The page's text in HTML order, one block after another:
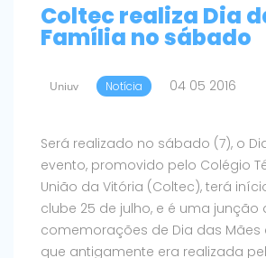
Coltec realiza Dia
Família no sábado
Uniuv Notícia 04 05 2016
Será realizado no sábado (7), o
evento, promovido pelo Colégio
União da Vitória (Coltec), terá
clube 25 de julho, e é uma junção
comemorações de Dia das Mães
que antigamente era realizada